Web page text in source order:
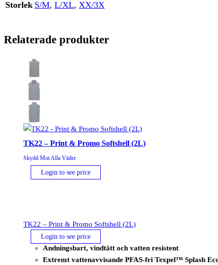
Storlek S/M, L/XL, XX/3X
Relaterade produkter
TK22 – Print & Promo Softshell (2L)
Skydd Mot Alla Väder
Login to see price
TK22 – Print & Promo Softshell (2L)
Login to see price
Andningsbart, vindtätt och vatten resistent
Extremt vattenavvisande PFAS-fri Texpel™ Splash